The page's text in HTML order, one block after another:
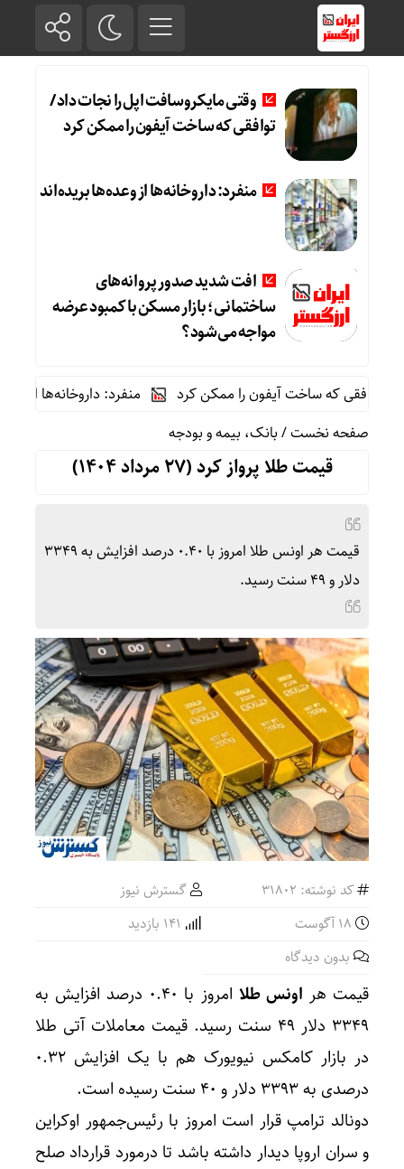
وقتی مایکروسافت اپل را نجات داد /
توافقی که ساخت آیفون را ممکن کرد
منفرد: داروخانه‌ها از وعده‌ها بریده‌اند
افت شدید صدور پروانه‌های
ساختمانی؛ بازار مسکن با کمبود عرضه
مواجه می‌شود؟
که ساخت آیفون را ممکن کرد
منفرد: داروخانه‌ها از وعده‌ها
صفحه نخست/بانک، بیمه و بودجه
قیمت طلا پرواز کرد (۲۷ مرداد ۱۴۰۴)
قیمت هر اونس طلا امروز با ۰.۴۰ درصد افزایش به ۳۳۴۹
دلار و ۴۹ سنت رسید.
کد نوشته: 31802
گسترش نیوز
بدون دیدگاه
قیمت هر اونس طلا
امروز با ۰.۴۰ درصد افزایش به
۳۳۴۹ دلار ۴۹ سنت رسید. قیمت معاملات آتی طلا
در بازار کامکس نیویورک هم با یک افزایش ۰.۳۲
درصدی به ۳۳۹۳ دلار و ۴۰ سنت رسیده است.
دونالد ترامپ قرار است امروز با رئیس‌جمهور اوکراین
و سران اروپا دیدار داشته باشد تا درمورد قرارداد صلح